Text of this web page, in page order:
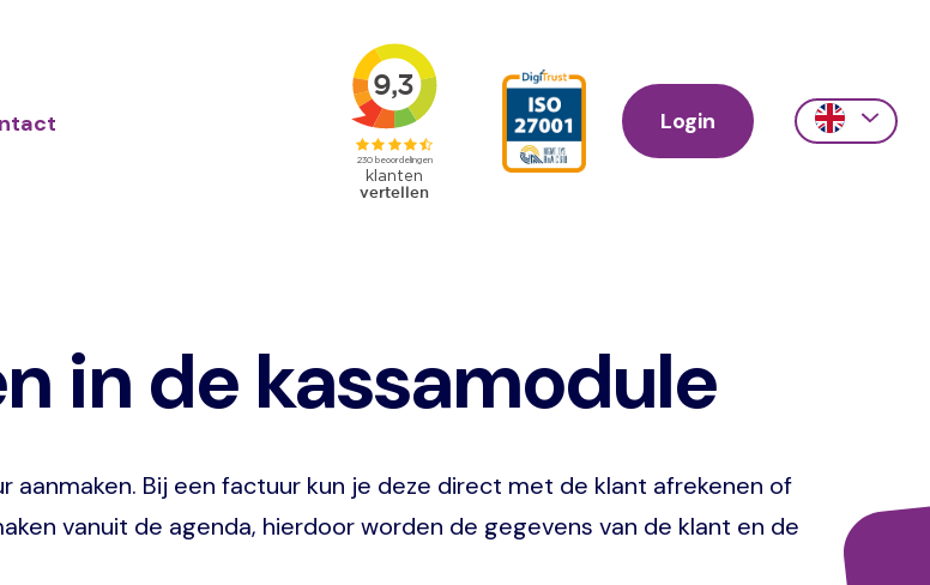
Action
Primair
menu
Login
Action
in de kassamodule
Bij een factuur kun je deze direct met de klant afrekenen of
vanuit de agenda, hierdoor worden de gegevens van de klant en de